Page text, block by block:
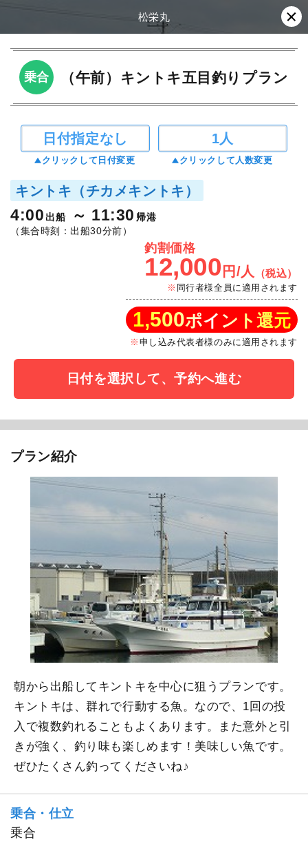
松栄丸
乗合 （午前）キントキ五目釣りプラン
日付指定なし
クリックして日付変更
1人
クリックして人数変更
キントキ（チカメキントキ）
4:00 出船 11:30 帰港
（集合時刻：出船30分前）
釣割価格
12,000 円/人 （税込）
同行者様全員に適用されます
1,500ポイント還元
申し込み代表者様のみに適用されます
日付を選択して、予約へ進む
プラン紹介
朝から出船してキントキを中心に狙うプランです。
キントキは、群れで行動する魚。なので、1回の投
入で複数釣れることもよくあります。また意外と引
きが強く、釣り味も楽しめます！美味しい魚です。
ぜひたくさん釣ってくださいね♪
乗合・仕立
乗合